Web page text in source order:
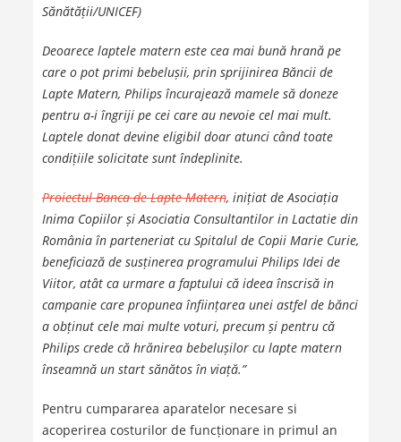
Sănătății/UNICEF)
Deoarece laptele matern este cea mai bună hrană pe
care o pot primi bebelușii, prin sprijinirea Băncii de
Lapte Matern, Philips încurajează mamele să doneze
pentru a-i îngriji pe cei care au nevoie cel mai mult.
Laptele donat devine eligibil doar atunci când toate
condițiile solicitate sunt îndeplinite.
Proiectul Banca de Lapte Matern, inițiat de Asociația
Inima Copiilor și Asociatia Consultantilor in Lactatie din
România în parteneriat cu Spitalul de Copii Marie Curie,
beneficiază de susținerea programului Philips Idei de
Viitor, atât ca urmare a faptului că ideea înscrisă in
campanie care propunea înființarea unei astfel de bănci
a obținut cele mai multe voturi, precum și pentru că
Philips crede că hrănirea bebelușilor cu lapte matern
înseamnă un start sănătos în viață.”
Pentru cumpararea aparatelor necesare si
acoperirea costurilor de funcționare in primul an